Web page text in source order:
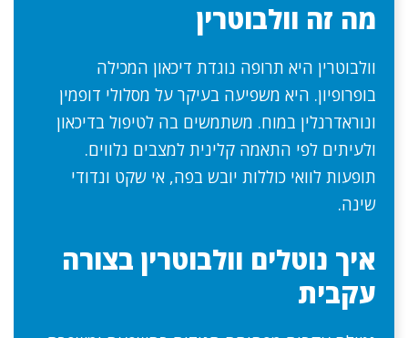
מה זה וולבוטרין
וולבוטרין היא תרופה נוגדת דיכאון המכילה
בופרופיון. היא משפיעה בעיקר על מסלולי דופמין
ונוראדרנלין במוח. משתמשים בה לטיפול בדיכאון
ולעיתים לפי התאמה קלינית למצבים נלווים.
תופעות לוואי כוללות יובש בפה, אי שקט ונדודי
שינה.
איך נוטלים וולבוטרין בצורה
עקבית